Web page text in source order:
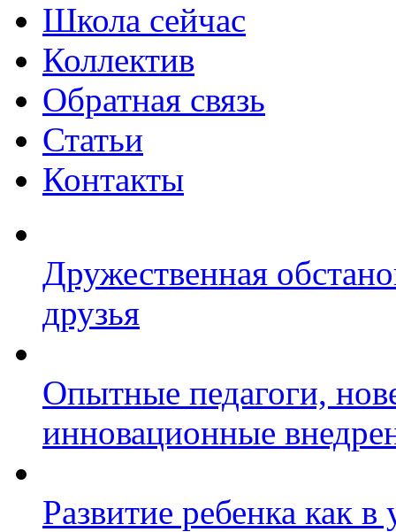
Школа сейчас
Коллектив
Обратная связь
Статьи
Контакты
Дружественная
друзья
Опытные педагоги,
инновационные
Развитие ребенка как